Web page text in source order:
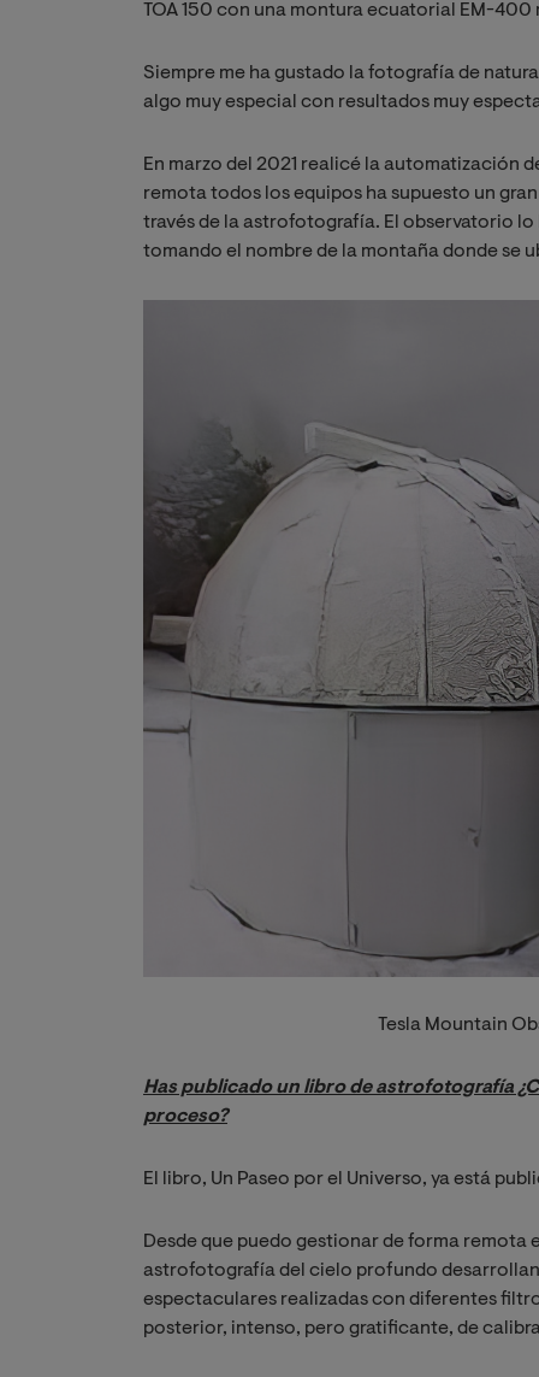
TOA 150 con una montura ecuatorial EM-
Siempre me ha gustado la fotografía de
algo muy especial con resultados muy
En marzo del 2021 realicé la automatización
remota todos los equipos ha supuesto un
través de la astrofotografía. El observatorio
tomando el nombre de la montaña donde se
Tesla Mountain
Has publicado un libro de astrofotografía
proceso?
El libro, Un Paseo por el Universo, ya está
Desde que puedo gestionar de forma remota
astrofotografía del cielo profundo
espectaculares realizadas con diferentes
posterior, intenso, pero gratificante, de